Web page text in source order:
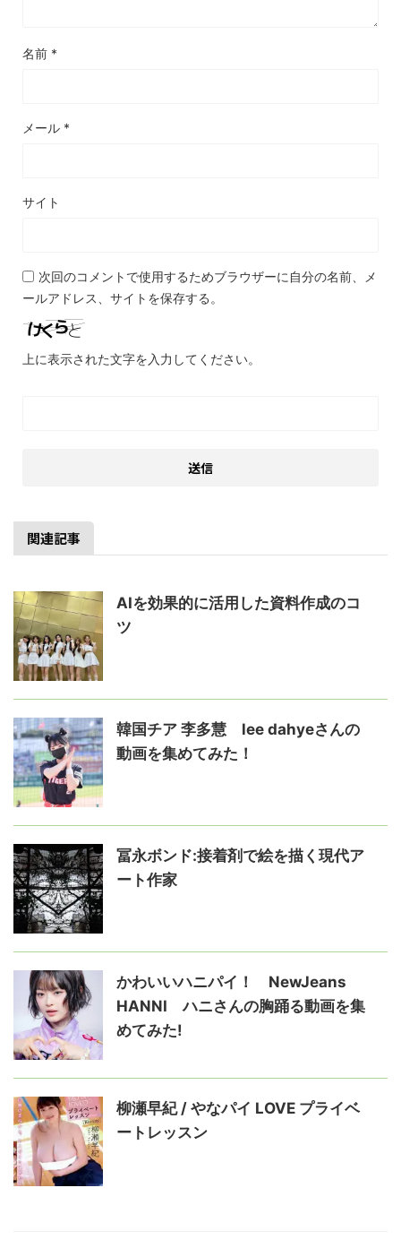
名前 *
メール *
サイト
次回のコメントで使用するためブラウザーに自分の名前、メ
ールアドレス、サイトを保存する。
上に表示された文字を入力してください。
関連記事
AIを効果的に活用した資料作成のコ
ツ
韓国チア 李多慧 lee dahyeさんの
動画を集めてみた！
冨永ボンド:接着剤で絵を描く現代ア
ート作家
かわいいハニパイ！ NewJeans
HANNI ハニさんの胸踊る動画を集
めてみた!
柳瀬早紀 / やなパイ LOVE プライベ
ートレッスン